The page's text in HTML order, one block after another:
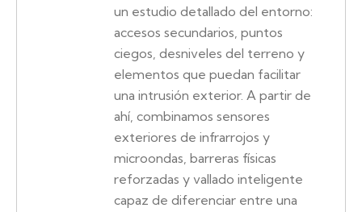
un estudio detallado del entorno:
accesos secundarios, puntos
ciegos, desniveles del terreno y
elementos que puedan facilitar
una intrusión exterior. A partir de
ahí, combinamos sensores
exteriores de infrarrojos y
microondas, barreras físicas
reforzadas y vallado inteligente
capaz de diferenciar entre una